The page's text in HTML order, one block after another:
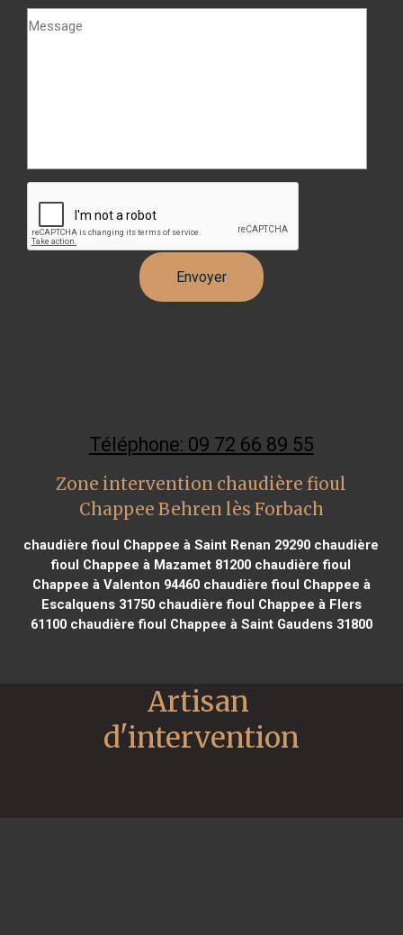
Téléphone: 09 72 66 89 55
Zone intervention chaudière fioul
Chappee Behren lès Forbach
chaudière fioul Chappee à Saint Renan 29290 chaudière
fioul Chappee à Mazamet 81200 chaudière fioul
Chappee à Valenton 94460chaudière fioul Chappee à
Escalquens 31750chaudière fioul Chappee à Flers
61100chaudière fioul Chappee à Saint Gaudens 31800
Artisan
d'intervention